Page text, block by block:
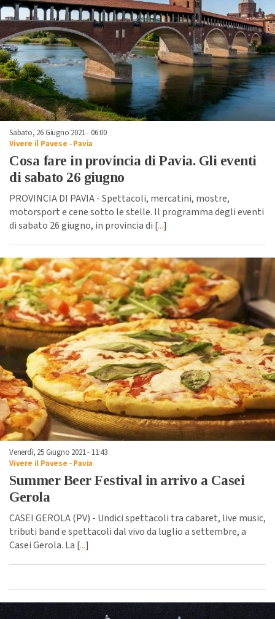
Sabato, 26 Giugno 2021 - 06:00
Vivere il Pavese -Pavia
Cosa fare in provincia di Pavia. Gli eventi
di sabato 26 giugno
PROVINCIA DI PAVIA - Spettacoli, mercatini, mostre,
motorsport e cene sotto le stelle. Il programma degli eventi
di sabato 26 giugno, in provincia di [...]
Venerdì, 25 Giugno 2021 - 11:43
Vivere il Pavese -Pavia
Summer Beer Festival in arrivo a Casei
Gerola
CASEI GEROLA (PV) - Undici spettacoli tra cabaret, live music,
tributi band e spettacoli dal vivo da luglio a settembre, a
Casei Gerola. La [...]